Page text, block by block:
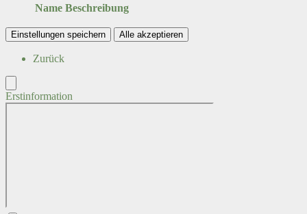
Name Beschreibung
Einstellungen speichern Alle akzeptieren
Zurück
Erstinformation